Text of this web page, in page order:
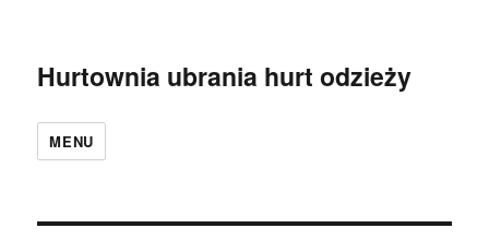
Hurtownia ubrania hurt odzieży
MENU